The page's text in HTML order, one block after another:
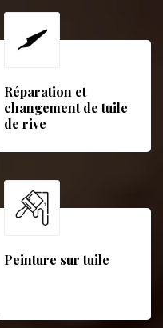
Réparation et
changement de tuile
de rive
Peinture sur tuile